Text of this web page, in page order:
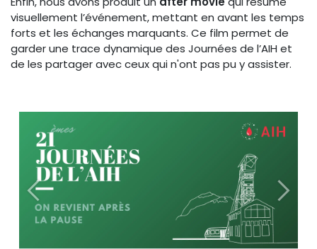
visuellement l’événement, mettant en avant les temps
forts et les échanges marquants. Ce film permet de
garder une trace dynamique des Journées de l’AIH et
de les partager avec ceux qui n'ont pas pu y assister.
Précédent